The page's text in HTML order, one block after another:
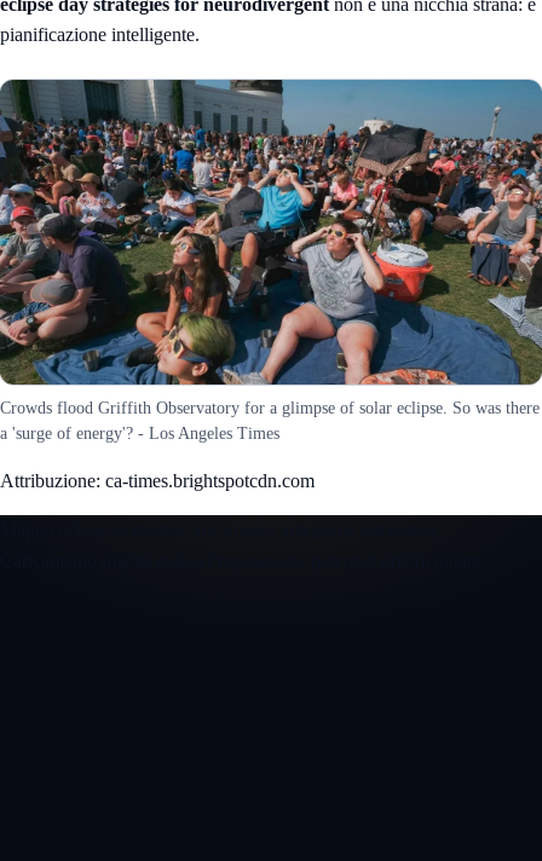
eclipse day strategies for neurodivergentnon è una nicchia strana: è
pianificazione intelligente.
Crowds flood Griffith Observatory for a glimpse of solar eclipse. So was there
a 'surge of energy'? - Los Angeles Times
Attribuzione: ca-times.brightspotcdn.com